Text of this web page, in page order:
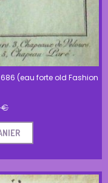
(eau forte old Fashion
€